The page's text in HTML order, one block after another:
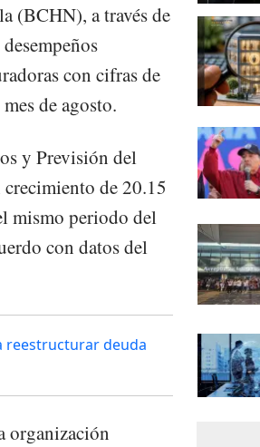
(BCHN), a través de
con cifras de
de agosto.
y Previsión del
de 20.15
mismo periodo del
con datos del
reestructurar deuda
organización